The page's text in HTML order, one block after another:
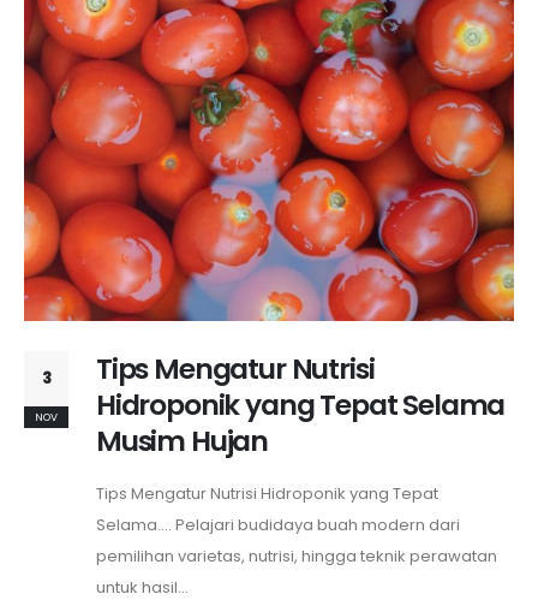
3
NOV
Tips Mengatur Nutrisi
Hidroponik yang Tepat Selama
Musim Hujan
Tips Mengatur Nutrisi Hidroponik yang Tepat
Selama.... Pelajari budidaya buah modern dari
pemilihan varietas, nutrisi, hingga teknik perawatan
untuk hasil...